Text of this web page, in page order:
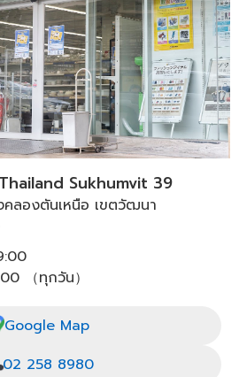
Sukhumvit 39
ลองตันเหนือ เขตวัฒนา
（ทุกวัน）
Google Map
02 258 8980